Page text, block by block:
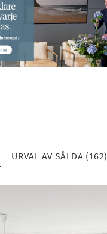
URVAL AV SÅLDA (162)